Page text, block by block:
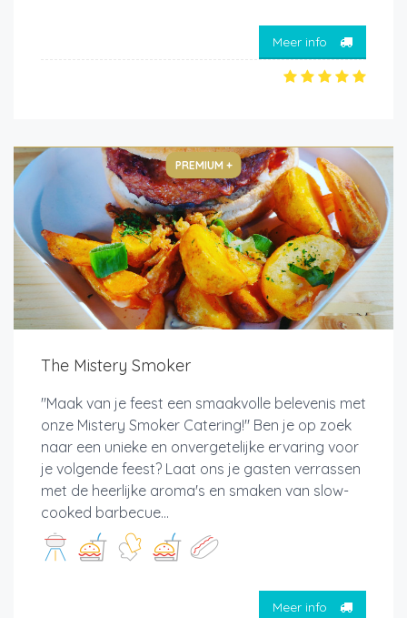
Meer info
PREMIUM +
The Mistery Smoker
"Maak van je feest een smaakvolle belevenis met
onze Mistery Smoker Catering!" Ben je op zoek
naar een unieke en onvergetelijke ervaring voor
je volgende feest? Laat ons je gasten verrassen
met de heerlijke aroma's en smaken van slow-
cooked barbecue...
Meer info